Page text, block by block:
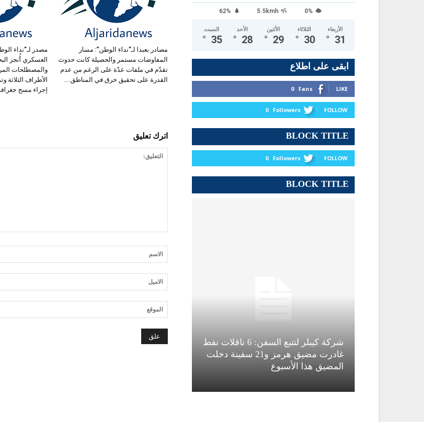
مصدر لـ”نداء
العسكري أُنجز
والمصطلحات
الأطراف الثلاثة
إجراء مسح
مصادر بعبدا لـ”نداء الوطن”: مسار
المفاوضات مستمر والحصيلة كانت حدوث
تقدّم في ملفات عدّة على الرغم من عدم
القدرة على تحقيق خرق في المناطق...
اترك تعليق
62% 5.5kmh 0%
السبت
35
°
الأحد
28
°
الأثنين
29
°
الثلاثاء
30
°
الأربعاء
31
°
ابقى على اطلاع
0 Fans LIKE
0 Followers FOLLOW
BLOCK TITLE
0 Followers FOLLOW
BLOCK TITLE
شركة كيبلر لتتبع السفن: 6 ناقلات نفط
غادرت مضيق هرمز و21 سفينة دخلت
المضيق هذا الأسبوع